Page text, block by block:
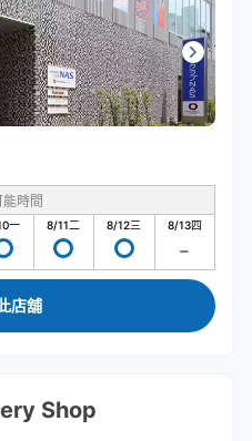
時間
一 8/11二 8/12三 8/13四
店舖
Shop